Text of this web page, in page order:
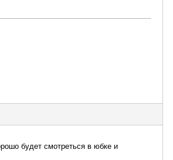
будет смотреться в юбке и